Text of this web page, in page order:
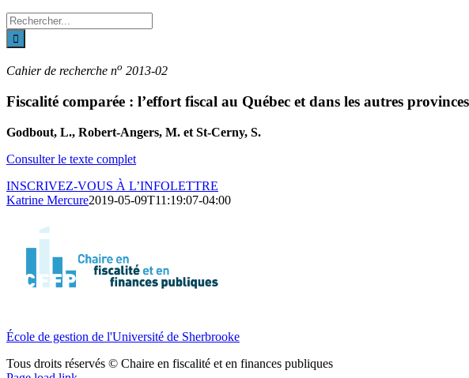
Recherche
sur
le
:Cahier de recherche no 2013-02
Fiscalité comparée : l’effort fiscal au Québec et dans les autres
Godbout, L., Robert-Angers, M. et St-Cerny, S.
Consulter le texte complet
INSCRIVEZ-VOUS À L’INFOLETTRE
Katrine Mercure2019-05-09T11:19:07-04:00
École de gestion de l'Université de Sherbrooke
Tous droits réservés © Chaire en fiscalité et en finances publiques